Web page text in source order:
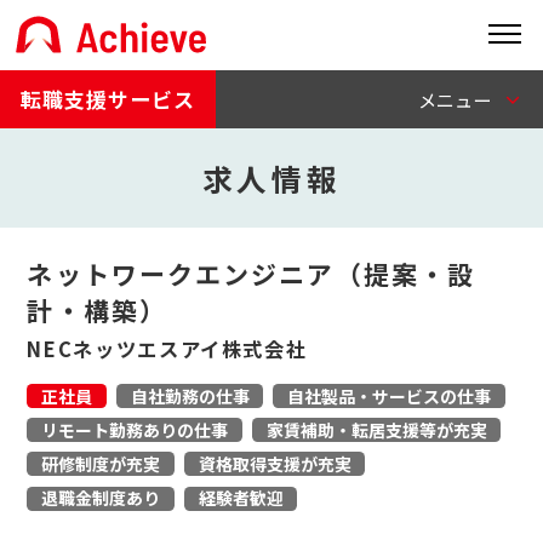
転職支援サービス
求人情報
ネットワークエンジニア（提案・設
計・構築）
NECネッツエスアイ株式会社
正社員 自社勤務の仕事
自社製品・サービスの仕事
リモート勤務ありの仕事
家賃補助・転居支援等が充実
研修制度が充実
資格取得支援が充実
退職金制度あり
経験者歓迎